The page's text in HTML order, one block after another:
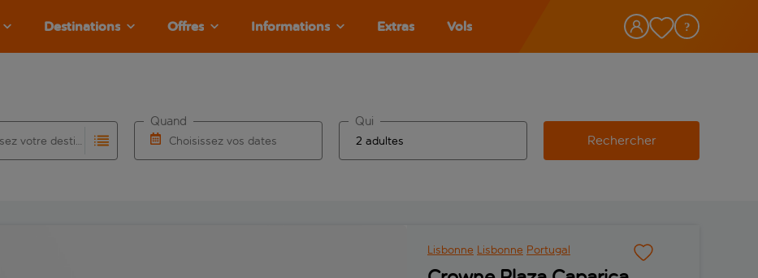
Destinations Offres Informations Extras Vols
Choisissez votre destination Choisissez vos dates
Quand Qui
Rechercher
Lisbonne Lisbonne Portugal